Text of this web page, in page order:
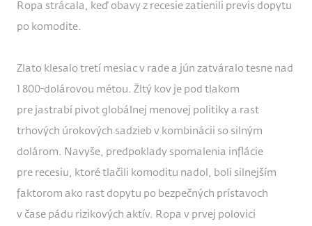
Ropa strácala, keď obavy z recesie zatienili previs dopytu
po komodite.
Zlato klesalo tretí mesiac v rade a jún zatváralo tesne nad
1 800-dolárovou métou. Žltý kov je pod tlakom
pre jastrabí pivot globálnej menovej politiky a rast
trhových úrokových sadzieb v kombinácii so silným
dolárom. Navyše, predpoklady spomalenia inflácie
pre recesiu, ktoré tlačili komoditu nadol, boli silnejším
faktorom ako rast dopytu po bezpečných prístavoch
v čase pádu rizikových aktív. Ropa v prvej polovici